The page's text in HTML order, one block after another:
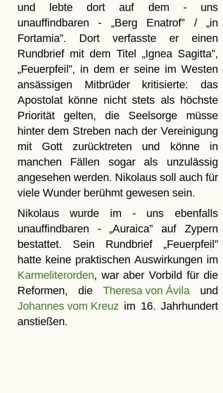
und lebte dort auf dem - uns
unauffindbaren -
Berg Enatrof /
in
Fortamia . Dort verfasste er einen
Rundbrief mit dem Titel
Ignea Sagitta ,
Feuerpfeil , in dem er seine im Westen
ansässigen Mitbrüder kritisierte: das
Apostolat könne nicht stets als höchste
Priorität gelten, die Seelsorge müsse
hinter dem Streben nach der Vereinigung
mit Gott zurücktreten und könne in
manchen Fällen sogar als unzulässig
angesehen werden. Nikolaus soll auch für
viele Wunder berühmt gewesen sein.
Nikolaus wurde im - uns ebenfalls
unauffindbaren - Auraica
auf Zypern
bestattet. Sein Rundbrief
Feuerpfeil
hatte keine praktischen Auswirkungen im
Karmeliterorden, war aber Vorbild für die
Reformen, die Theresa von Ávilaund
Johannes vom Kreuz im 16. Jahrhundert
anstießen.